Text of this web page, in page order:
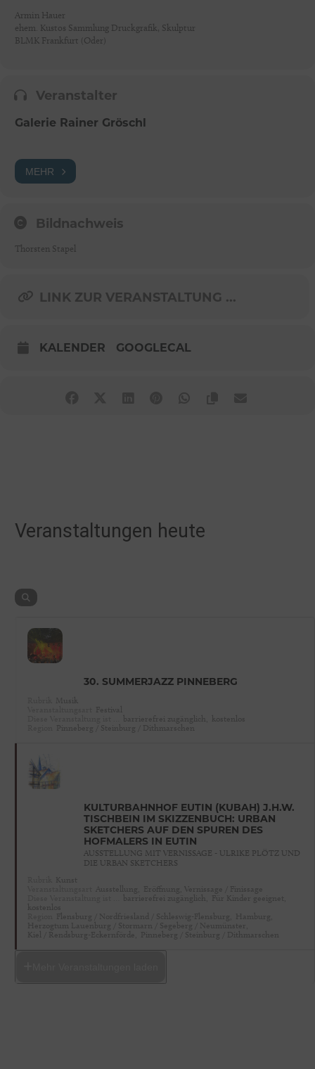
Armin Hauer
ehem. Kustos Sammlung Druckgrafik, Skulptur
BLMK Frankfurt (Oder)
Veranstalter
Galerie Rainer Gröschl
MEHR
Bildnachweis
Thorsten Stapel
LINK ZUR VERANSTALTUNG ...
KALENDER GOOGLECAL
Veranstaltungen heute
30. SUMMERJAZZ PINNEBERG
KULTURBAHNHOF EUTIN (KUBAH) J.H.W.
TISCHBEIN IM SKIZZENBUCH: URBAN
SKETCHERS AUF DEN SPUREN DES
HOFMALERS IN EUTIN
AUSSTELLUNG MIT VERNISSAGE - ULRIKE PLÖTZ UND
DIE URBAN SKETCHERS